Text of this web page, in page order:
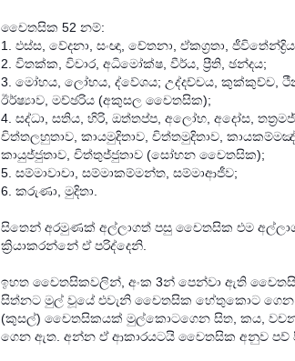
චෛතසික 52 නම්:
1. ඵස්ස, වේදනා, සංඥා, චේතනා, ඒකග්‍රතා,
2. විතක්ක, විචාර, අධිමෝක්ෂ, වීර්ය, ප්‍රීති, ඡන්දය;
3. මෝහය, ලෝභය, ද්වේශය; උද්දච්චය, කුක්කුච්ච,
ඊර්ෂ්‍යාව, මච්ඡරිය (අකුසල චෛතසික);
4. සද්ධා, සතිය, හිරි, ඔත්තප්ප, අලෝභ, අදෝස,
චිත්තලහුතාව, කායමුදිතාව, චිත්තමුදිතාව,
කායුජ්ජුතාව, චිත්තුජ්ජුතාව (සෝභන චෛතසික);
5. සම්මාවාචා, සම්මාකම්මන්ත, සම්මාආජීව;
6. කරුණා, මුදිතා.
සිතෙන් අරමුණක් අල්ලාගත් පසු චෛතසික එම
ක්‍රියාකරන්නේ ඒ පරිද්දෙනි.
ඉහත චෛතසිකවලින්, අංක 3න් පෙන්වා ඇති
සිත්නට මුල් වූයේ එවැනි චෛතසික හේතුකොට ගෙන
(කුසල්) චෛතසිකයක් මුල්කොටගෙන සිත, කය, වචනය
ගෙන ඇත. අන්න ඒ ආකාරයටයි චෛතසික අනුව පව්